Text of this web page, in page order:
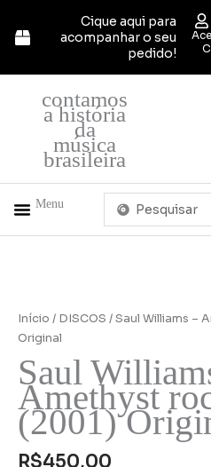
para
Cique aqui para
acompanhar o seu
pedido!
contamos
a história
da
música
brasileira
Menu
Pesquisar
Início / DISCOS / Saul Williams –
Original
Saul
Amethyst
(2001)
R$450,00